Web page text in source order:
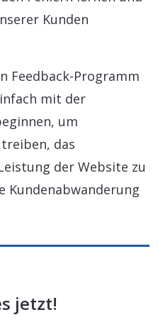
Kunden
Feedback-Programm
mit der
um
das
der Website zu
Kundenabwanderung
jetzt!